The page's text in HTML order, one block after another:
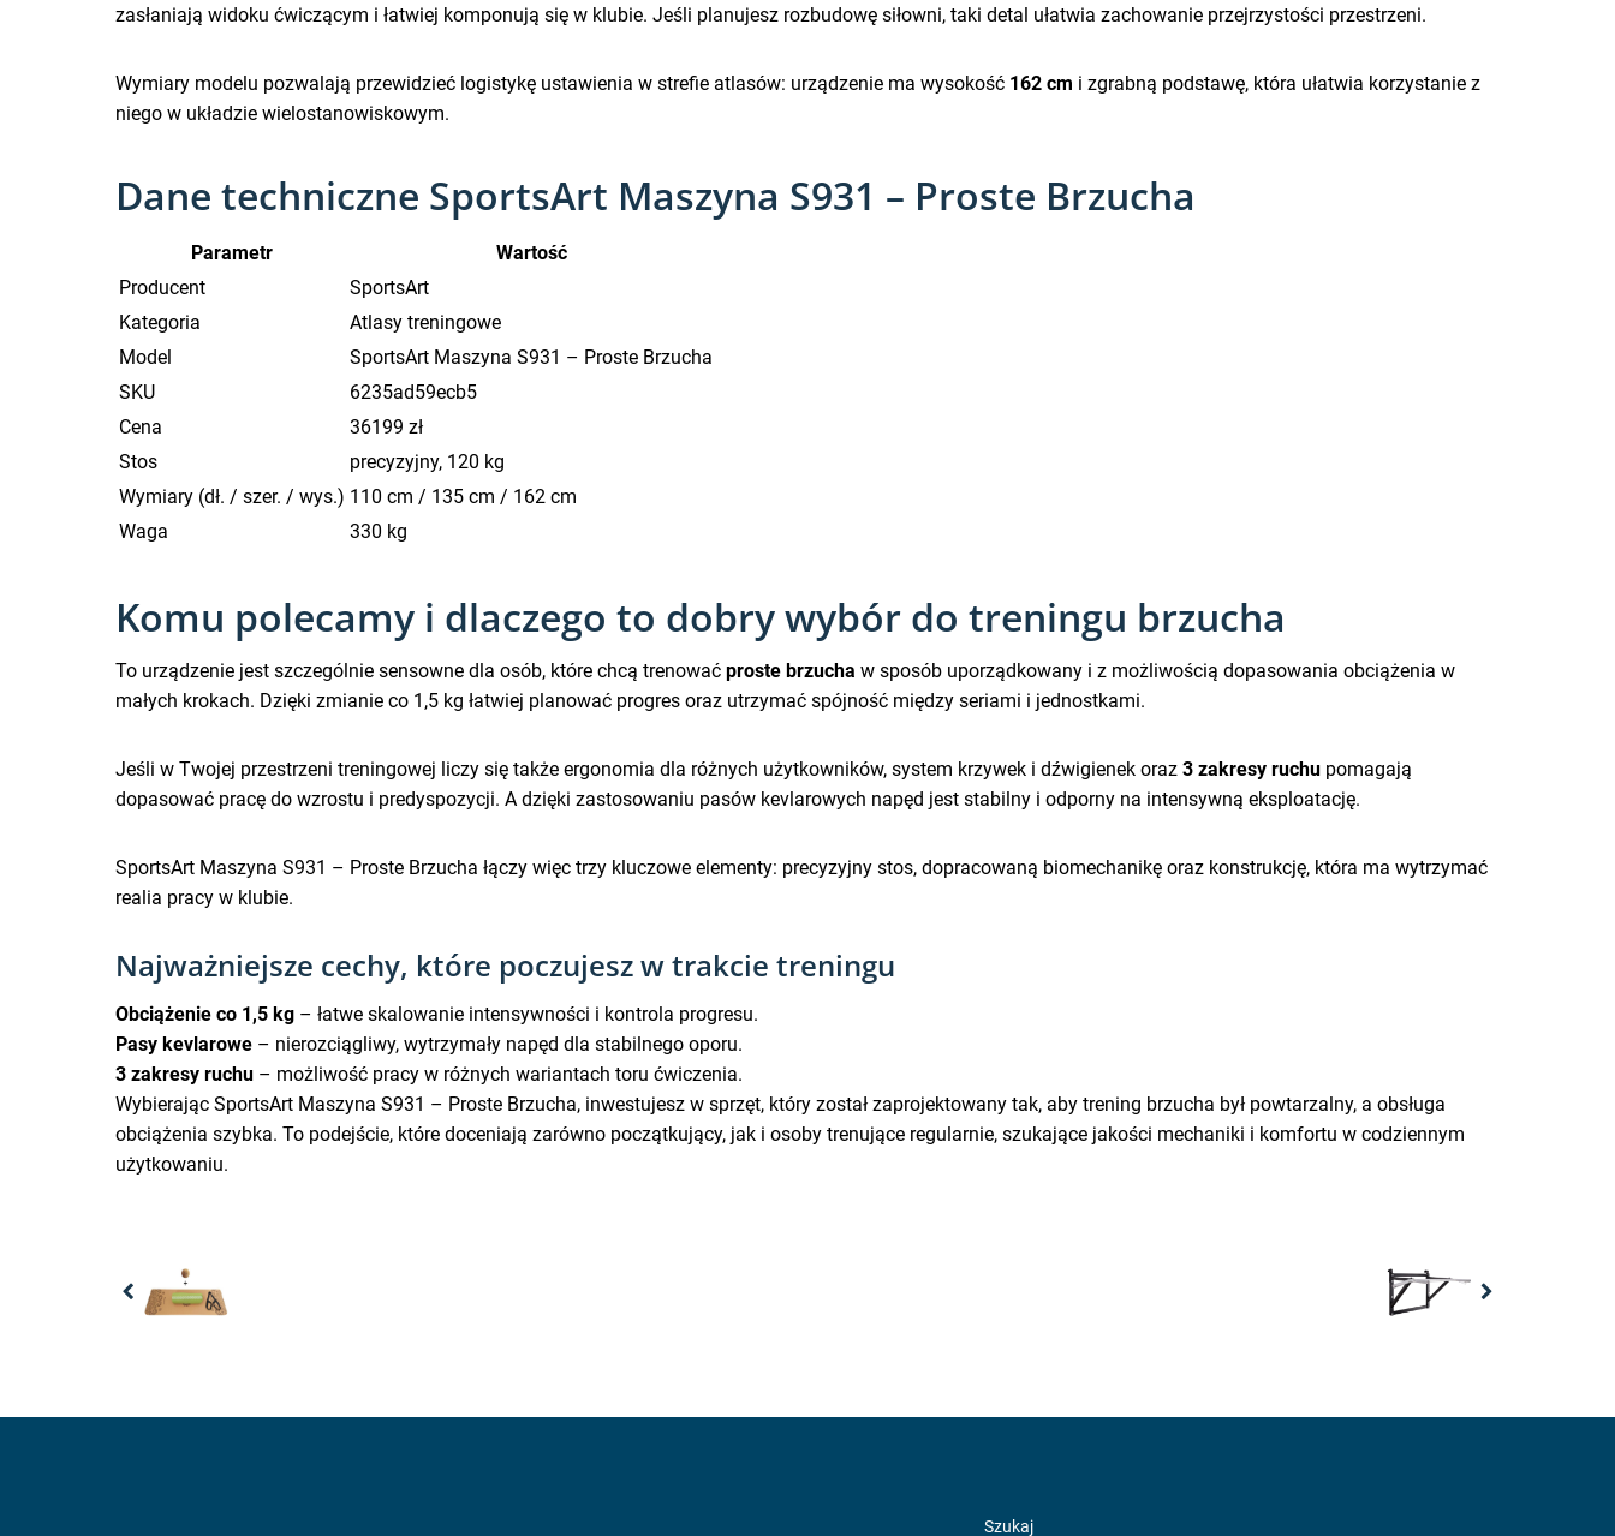
zasłaniają widoku ćwiczącym i łatwiej komponują się w klubie. Jeśli planujesz rozbudowę siłowni, taki detal ułatwia zachowanie przejrzystości przestrzeni.
Wymiary modelu pozwalają przewidzieć logistykę ustawienia w strefie atlasów: urządzenie ma wysokość 162 cm i zgrabną podstawę, która ułatwia korzystanie z
niego w układzie wielostanowiskowym.
Dane techniczne SportsArt Maszyna S931 – Proste Brzucha
Parametr
Wartość
Producent
SportsArt
Kategoria
Atlasy treningowe
Model
SportsArt Maszyna S931 – Proste Brzucha
SKU
6235ad59ecb5
Cena
36199 zł
Stos
precyzyjny, 120 kg
Wymiary (dł. / szer. / wys.) 110 cm / 135 cm / 162 cm
Waga
330 kg
Komu polecamy i dlaczego to dobry wybór do treningu brzucha
To urządzenie jest szczególnie sensowne dla osób, które chcą trenować proste brzucha w sposób uporządkowany i z możliwością dopasowania obciążenia w
małych krokach. Dzięki zmianie co 1,5 kg łatwiej planować progres oraz utrzymać spójność między seriami i jednostkami.
Jeśli w Twojej przestrzeni treningowej liczy się także ergonomia dla różnych użytkowników, system krzywek i dźwigienek oraz 3 zakresy ruchu pomagają
dopasować pracę do wzrostu i predyspozycji. A dzięki zastosowaniu pasów kevlarowych napęd jest stabilny i odporny na intensywną eksploatację.
SportsArt Maszyna S931 – Proste Brzucha łączy więc trzy kluczowe elementy: precyzyjny stos, dopracowaną biomechanikę oraz konstrukcję, która ma wytrzymać
realia pracy w klubie.
Najważniejsze cechy, które poczujesz w trakcie treningu
Obciążenie co 1,5 kg – łatwe skalowanie intensywności i kontrola progresu.
Pasy kevlarowe – nierozciągliwy, wytrzymały napęd dla stabilnego oporu.
3 zakresy ruchu – możliwość pracy w różnych wariantach toru ćwiczenia.
Wybierając SportsArt Maszyna S931 – Proste Brzucha, inwestujesz w sprzęt, który został zaprojektowany tak, aby trening brzucha był powtarzalny, a obsługa
obciążenia szybka. To podejście, które doceniają zarówno początkujący, jak i osoby trenujące regularnie, szukające jakości mechaniki i komfortu w codziennym
użytkowaniu.
Szukaj